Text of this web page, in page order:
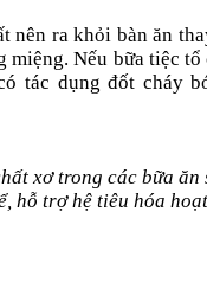
nên ra khỏi bàn ăn
miệng. Nếu bữa tiệc
tác dụng đốt cháy
xơ trong các bữa ăn
hỗ trợ hệ tiêu hóa